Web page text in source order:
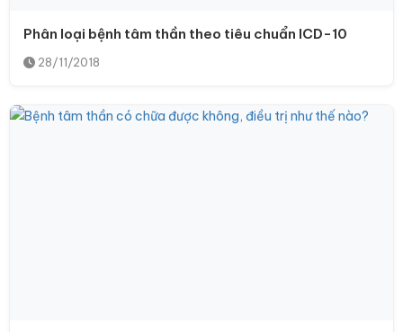
Phân loại bệnh tâm thần theo tiêu chuẩn ICD-10
28/11/2018